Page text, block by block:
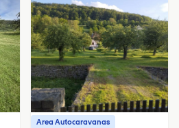
Area Autocaravanas